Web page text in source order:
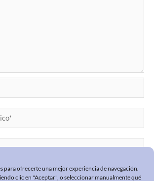
para ofrecerte una mejor experiencia de navegación.
clic en "Aceptar", o seleccionar manualmente qué